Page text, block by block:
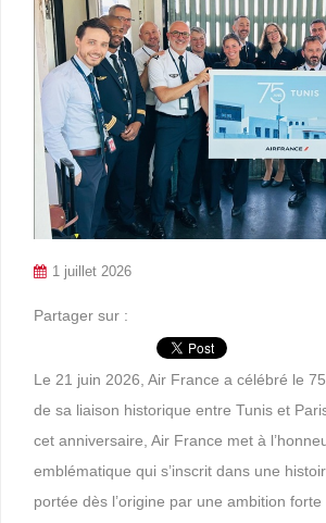
1 juillet 2026
Partager sur :
Le 21 juin 2026, Air France a célébré le
de sa liaison historique entre Tunis et
cet anniversaire, Air France met à
emblématique qui s’inscrit dans une
portée dès l’origine par une ambition